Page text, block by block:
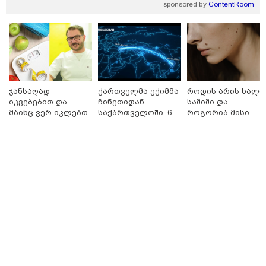
სავარაუდოდ არა მარტო
ინფორმაციას ავრცელებს
ადვოკატი?
რა ისმის სახლში დაყენებული
მოსასმენი მოწყობილობის
ჩანაწერში, სადაც ნია იმნაძე
მამას ესაუბრება?
sponsored by ContentRoom
ჯანსაღად
იკვებებით და
მაინც ვერ იკლებთ
ქართველმა ექიმმა
ჩინეთიდან
საქართველოში, 6
როდის არის ხალი
საშიში და
როგორია მისი